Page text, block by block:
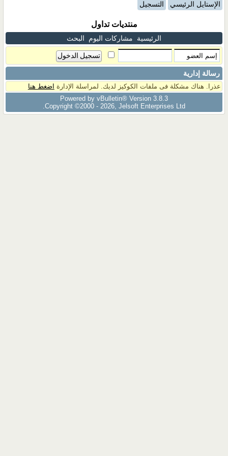
الإستايل الرئيسي التسجيل
منتديات تداول
الرئيسية مشاركات اليوم البحث
رسالة إدارية
عذرا. هناك مشكلة فى ملفات الكوكيز لديك. لمراسلة الإدارة اضغط هنا
Powered by vBulletin® Version 3.8.3
Copyright ©2000 - 2026, Jelsoft Enterprises Ltd.